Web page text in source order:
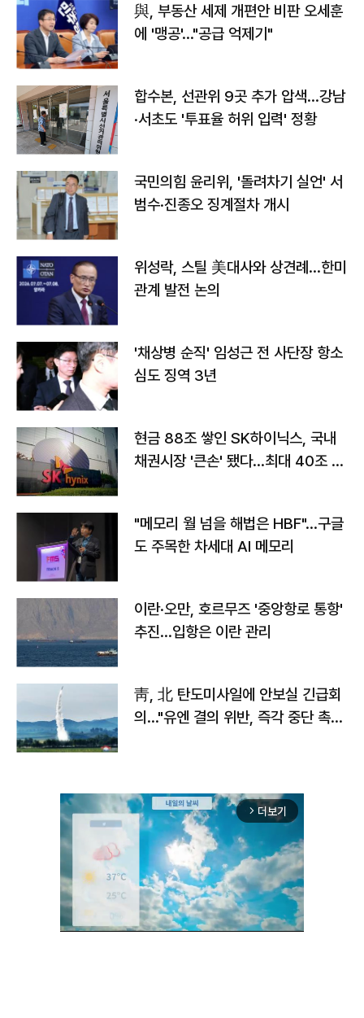
與, 부동산 세제 개편안 비판 오세훈
에 '맹공'…"공급 억제기"
합수본, 선관위 9곳 추가 압색…강남
·서초도 '투표율 허위 입력' 정황
국민의힘 윤리위, '돌려차기 실언' 서
범수·진종오 징계절차 개시
위성락, 스틸 美대사와 상견례…한미
관계 발전 논의
'채상병 순직' 임성근 전 사단장 항소
심도 징역 3년
현금 88조 쌓인 SK하이닉스, 국내
채권시장 '큰손' 됐다…최대 40조 투
"메모리 월 넘을 해법은 HBF"…구글
도 주목한 차세대 AI 메모리
이란·오만, 호르무즈 '중앙항로 통항'
추진…입항은 이란 관리
靑, 北 탄도미사일에 안보실 긴급회
의…"유엔 결의 위반, 즉각 중단 촉
arrow_forward_ios 더보기